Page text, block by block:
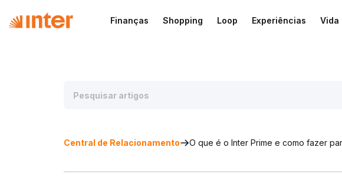
Finanças Shopping Loop Experiências Vida
Central de Relacionamento O que é o Inter Prime e como fazer